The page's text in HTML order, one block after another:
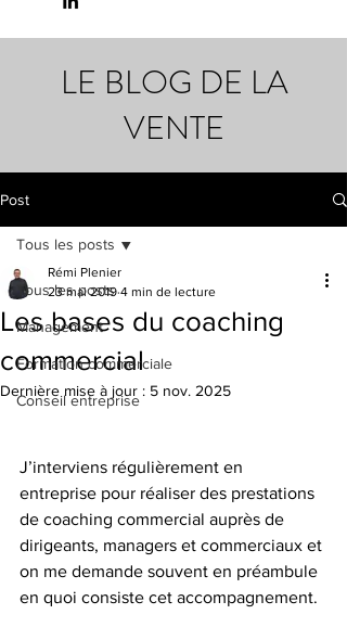
LE BLOG DE LA
VENTE
Post
Tous les posts
Management
Formation commerciale
Conseil entreprise
Tous les posts
Les bases du coaching
commercial
Rémi Plenier
23 mai 2019 4 min de lecture
Dernière mise à jour : 5 nov. 2025
J’interviens régulièrement en
entreprise pour réaliser des prestations
de coaching commercial auprès de
dirigeants, managers et commerciaux et
on me demande souvent en préambule
en quoi consiste cet accompagnement.